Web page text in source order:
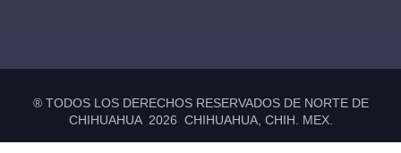
® TODOS LOS DERECHOS RESERVADOS DE NORTE DE
CHIHUAHUA 2026 CHIHUAHUA, CHIH. MEX.